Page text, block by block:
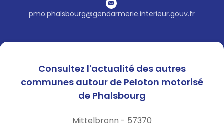
pmo.phalsbourg@gendarmerie.interieur.gouv.fr
Consultez l'actualité des autres
communes autour de Peloton motorisé
de Phalsbourg
Mittelbronn - 57370